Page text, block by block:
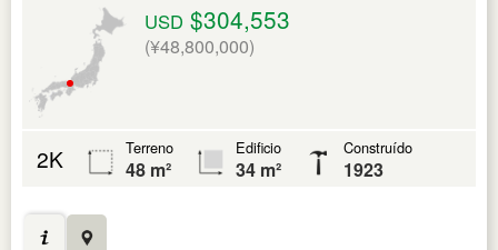
USD $304,553
(¥48,800,000)
2K Terreno
48 m²
Edificio
34 m²
Construído
1923